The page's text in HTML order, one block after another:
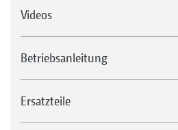
Videos
Betriebsanleitung
Ersatzteile